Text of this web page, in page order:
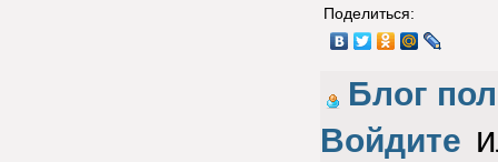
Голос за!
Поделиться:
Блог
Войдите